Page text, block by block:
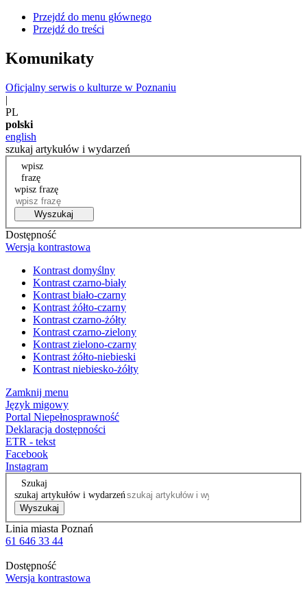
Przejdź do menu głównego
Przejdź do treści
Komunikaty
Oficjalny serwis o kulturze w Poznaniu
|
PL
polski
english
szukaj artykułów i wydarzeń
wpisz
frazę
wpisz frazę
Wyszukaj
Dostępność
Wersja kontrastowa
Kontrast domyślny
Kontrast czarno-biały
Kontrast biało-czarny
Kontrast żółto-czarny
Kontrast czarno-żółty
Kontrast czarno-zielony
Kontrast zielono-czarny
Kontrast żółto-niebieski
Kontrast niebiesko-żółty
Zamknij menu
Język migowy
Portal Niepełnosprawność
Deklaracja dostępności
ETR - tekst
Facebook
Instagram
Szukaj
szukaj artykułów i wydarzeń
Wyszukaj
Linia miasta Poznań
61 646 33 44
Dostępność
Wersja kontrastowa